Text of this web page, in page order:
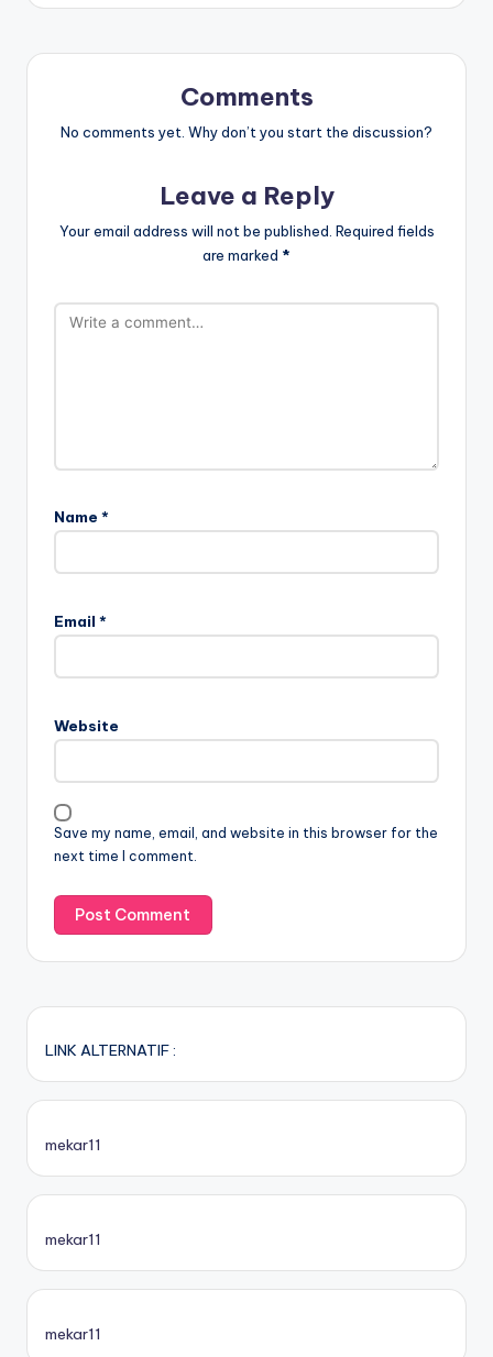
Comments
No comments yet. Why don’t you start the discussion?
Leave a Reply
Your email address will not be published. Required fields
are marked *
Name *
Email *
Website
Save my name, email, and website in this browser for the
next time I comment.
LINK ALTERNATIF :
mekar11
mekar11
mekar11